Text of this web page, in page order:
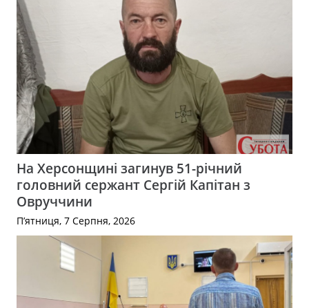
На Херсонщині загинув 51-річний
головний сержант Сергій Капітан з
Овруччини
П’ятниця, 7 Серпня, 2026